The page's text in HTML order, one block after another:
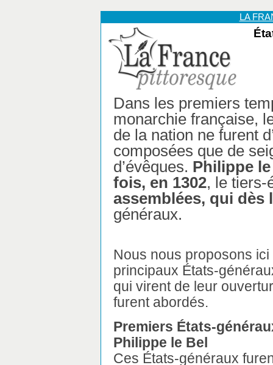
LA
Dans les premiers
monarchie française,
de la nation ne furent
composées que de
d’évêques. Philippe
fois, en 1302, le
assemblées, qui
généraux.
Nous nous proposons
principaux États-
qui virent de leur
furent abordés.
Premiers États-
Philippe le Bel
Ces États-généraux